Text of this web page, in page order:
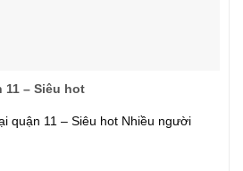
11 – Siêu hot
quận 11 – Siêu hot Nhiều người